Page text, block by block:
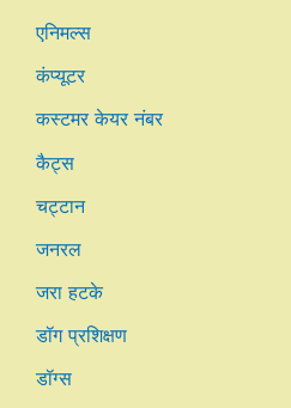
एनिमल्स
कंप्यूटर
कस्टमर केयर नंबर
कैट्स
चट्टान
जनरल
जरा हटके
डॉग प्रशिक्षण
डॉग्स